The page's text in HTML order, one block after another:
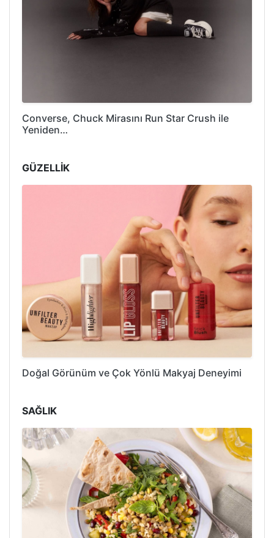
Converse, Chuck Mirasını Run Star Crush ile
Yeniden…
GÜZELLİK
Doğal Görünüm ve Çok Yönlü Makyaj Deneyimi
SAĞLIK